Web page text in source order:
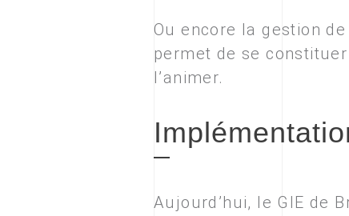
Ou encore la gestion
permet de se
l’animer.
Aujourd’hui, le GIE de